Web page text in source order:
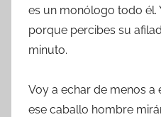
es un monólogo todo él.
porque percibes su
minuto.
Voy a echar de menos
ese caballo hombre